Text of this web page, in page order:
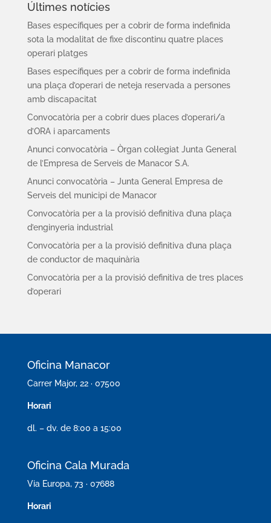
Últimes notícies
Bases específiques per a cobrir de forma indefinida
sota la modalitat de fixe discontinu quatre places
operari platges
Bases específiques per a cobrir de forma indefinida
una plaça d’operari de neteja reservada a persones
amb discapacitat
Convocatòria per a cobrir dues places d’operari/a
d’ORA i aparcaments
Anunci convocatòria – Òrgan col·legiat Junta General
de l’Empresa de Serveis de Manacor S.A.
Anunci convocatòria – Junta General Empresa de
Serveis del municipi de Manacor
Convocatòria per a la provisió definitiva d’una plaça
d’enginyeria industrial
Convocatòria per a la provisió definitiva d’una plaça
de conductor de maquinària
Convocatòria per a la provisió definitiva de tres places
d’operari
Oficina Manacor
Carrer Major, 22 · 07500
Horari
dl. – dv. de 8:00 a 15:00
Oficina Cala Murada
Via Europa, 73 · 07688
Horari